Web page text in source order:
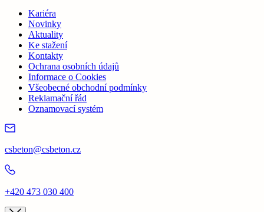
Kariéra
Novinky
Aktuality
Ke stažení
Kontakty
Ochrana osobních údajů
Informace o Cookies
Všeobecné obchodní podmínky
Reklamační řád
Oznamovací systém
csbeton@csbeton.cz
+420 473 030 400